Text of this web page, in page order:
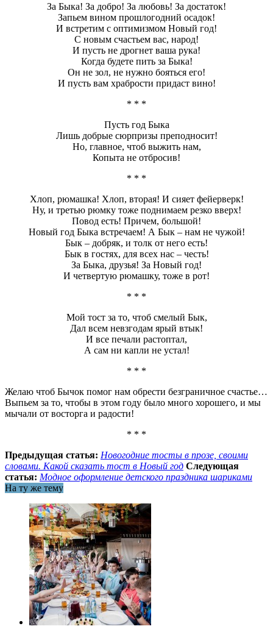
За Быка! За добро! За любовь! За достаток!
Запьем вином прошлогодний осадок!
И встретим с оптимизмом Новый год!
С новым счастьем вас, народ!
И пусть не дрогнет ваша рука!
Когда будете пить за Быка!
Он не зол, не нужно бояться его!
И пусть вам храбрости придаст вино!
* * *
Пусть год Быка
Лишь добрые сюрпризы преподносит!
Но, главное, чтоб выжить нам,
Копыта не отбросив!
* * *
Хлоп, рюмашка! Хлоп, вторая! И сияет фейерверк!
Ну, и третью рюмку тоже поднимаем резко вверх!
Повод есть! Причем, большой!
Новый год Быка встречаем! А Бык – нам не чужой!
Бык – добряк, и толк от него есть!
Бык в гостях, для всех нас – честь!
За Быка, друзья! За Новый год!
И четвертую рюмашку, тоже в рот!
* * *
Мой тост за то, чтоб смелый Бык,
Дал всем невзгодам ярый втык!
И все печали растоптал,
А сам ни капли не устал!
* * *
Желаю чтоб Бычок помог нам обрести безграничное счастье…
Выпьем за то, чтобы в этом году было много хорошего, и мы
мычали от восторга и радости!
* * *
Предыдущая статья: Новогодние тосты в прозе, своими
словами. Какой сказать тост в Новый год Следующая
статья: Модное оформление детского праздника шариками
На ту же тему